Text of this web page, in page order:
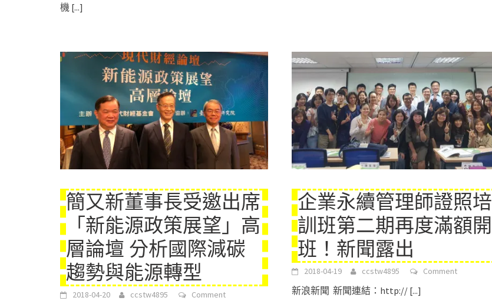
機 [...]
簡又新董事長受邀出席
「新能源政策展望」高
層論壇 分析國際減碳
趨勢與能源轉型
2018-04-20 ccstw4895 Comment
企業永續管理師證照培
訓班第二期再度滿額開
班！新聞露出
2018-04-19 ccstw4895 Comment
新浪新聞 新聞連結：http:// [...]